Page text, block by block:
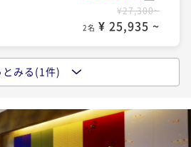
¥27,300~
2名 ¥ 25,935 ~
人気☆温泉をご堪能いただけ
済可
IN 15:00 - 18:00 OUT10:00
ポイント即利用で
最大5％OFF
とみる(1件)